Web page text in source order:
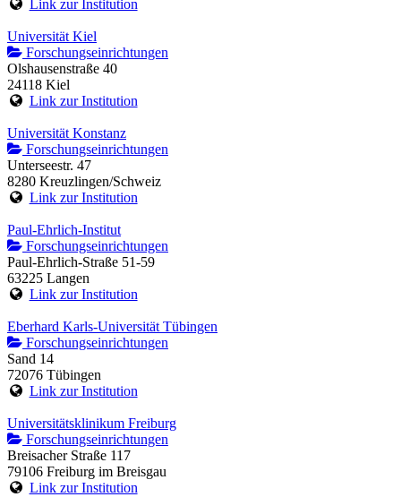
Link zur Institution
Universität Kiel
Forschungseinrichtungen
Olshausenstraße 40
24118 Kiel
Link zur Institution
Universität Konstanz
Forschungseinrichtungen
Unterseestr. 47
8280 Kreuzlingen/Schweiz
Link zur Institution
Paul-Ehrlich-Institut
Forschungseinrichtungen
Paul-Ehrlich-Straße 51-59
63225 Langen
Link zur Institution
Eberhard Karls-Universität Tübingen
Forschungseinrichtungen
Sand 14
72076 Tübingen
Link zur Institution
Universitätsklinikum Freiburg
Forschungseinrichtungen
Breisacher Straße 117
79106 Freiburg im Breisgau
Link zur Institution